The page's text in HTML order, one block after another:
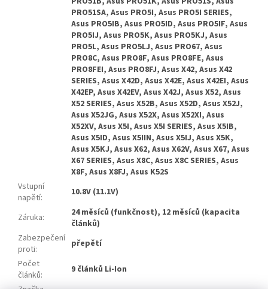
PRO51SA, Asus PRO5I, Asus PRO5I SERIES,
Asus PRO5IB, Asus PRO5ID, Asus PRO5IF, Asus
PRO5IJ, Asus PRO5K, Asus PRO5KJ, Asus
PRO5L, Asus PRO5LJ, Asus PRO67, Asus
PRO8C, Asus PRO8F, Asus PRO8FE, Asus
PRO8FEI, Asus PRO8FJ, Asus X42, Asus X42
SERIES, Asus X42D, Asus X42E, Asus X42EI, Asus
X42EP, Asus X42EV, Asus X42J, Asus X52, Asus
X52 SERIES, Asus X52B, Asus X52D, Asus X52J,
Asus X52JG, Asus X52X, Asus X52XI, Asus
X52XV, Asus X5I, Asus X5I SERIES, Asus X5IB,
Asus X5ID, Asus X5IIN, Asus X5IJ, Asus X5K,
Asus X5KJ, Asus X62, Asus X62V, Asus X67, Asus
X67 SERIES, Asus X8C, Asus X8C SERIES, Asus
X8F, Asus X8FJ, Asus K52S
Vstupní
napětí: 10.8V (11.1V)
Záruka:
24 měsíců (funkčnost), 12 měsíců (kapacita
článků)
Zabezpečení
proti:
přepětí
Počet
článků:
9 článků Li-Ion